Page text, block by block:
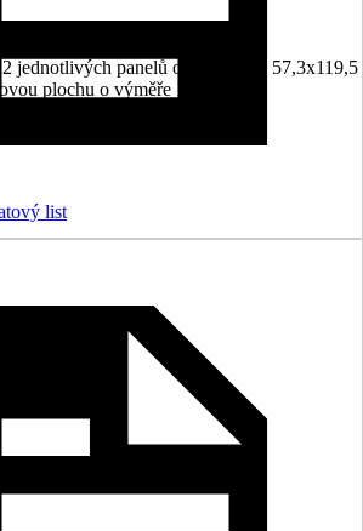
2 jednotlivých panelů o rozměrech 57,3x119,5
plochu o výměře 1,35 m².
úprava
list